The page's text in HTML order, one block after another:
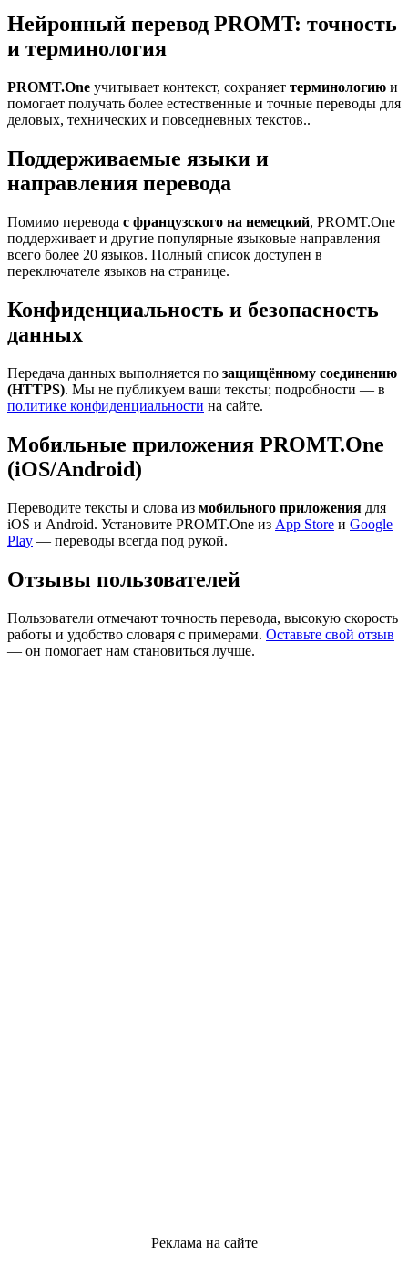
Нейронный перевод PROMT: точность
и терминология
PROMT.One учитывает контекст, сохраняет терминологию и
помогает получать более естественные и точные переводы для
деловых, технических и повседневных текстов..
Поддерживаемые языки и
направления перевода
Помимо перевода с французского на немецкий, PROMT.One
поддерживает и другие популярные языковые направления —
всего более 20 языков. Полный список доступен в
переключателе языков на странице.
Конфиденциальность и безопасность
данных
Передача данных выполняется по защищённому соединению
(HTTPS). Мы не публикуем ваши тексты; подробности — в
политике конфиденциальности на сайте.
Мобильные приложения PROMT.One
(iOS/Android)
Переводите тексты и слова из мобильного приложения для
iOS и Android. Установите PROMT.One из App Store и Google
Play — переводы всегда под рукой.
Отзывы пользователей
Пользователи отмечают точность перевода, высокую скорость
работы и удобство словаря с примерами. Оставьте свой отзыв
— он помогает нам становиться лучше.
Реклама на сайте